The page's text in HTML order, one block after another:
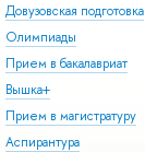
Довузовская подготовка
Олимпиады
Прием в бакалавриат
Вышка+
Прием в магистратуру
Аспирантура